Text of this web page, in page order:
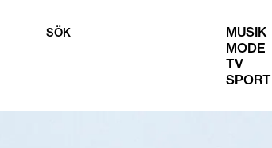
SÖK
MUSIK
MODE
TV
SPORT